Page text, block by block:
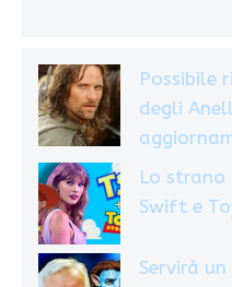
Possibile
degli
Lo
Swift e
Servirà